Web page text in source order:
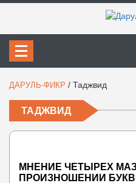
ДАРУЛЬ-ФИКР / Таджвид
ТАДЖВИД
МНЕНИЕ ЧЕТЫРЕХ